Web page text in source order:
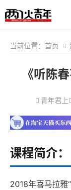
当前位置： 首页
《听陈
青年君上
课程简介：
2018年喜马拉雅